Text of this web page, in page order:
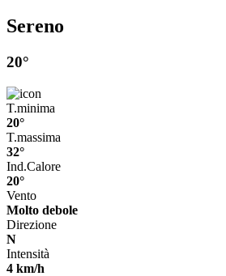
Sereno
20°
T.minima
20°
T.massima
32°
Ind.Calore
20°
Vento
Molto debole
Direzione
N
Intensità
4 km/h